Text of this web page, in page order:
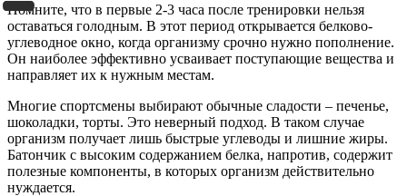
Помните, что в первые 2-3 часа после тренировки нельзя
оставаться голодным. В этот период открывается белково-
углеводное окно, когда организму срочно нужно пополнение.
Он наиболее эффективно усваивает поступающие вещества и
направляет их к нужным местам.
Многие спортсмены выбирают обычные сладости – печенье,
шоколадки, торты. Это неверный подход. В таком случае
организм получает лишь быстрые углеводы и лишние жиры.
Батончик с высоким содержанием белка, напротив, содержит
полезные компоненты, в которых организм действительно
нуждается.